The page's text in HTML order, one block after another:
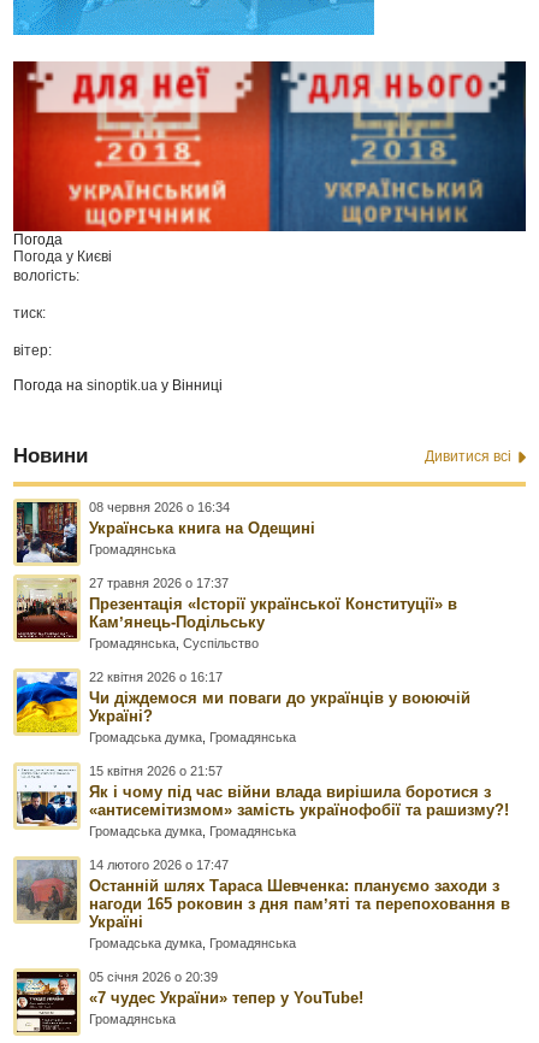
Погода
Погода у Києві
вологість:
тиск:
вітер:
Погода наsinoptik.ua у Вінниці
Новини Дивитися всі
08 червня 2026 о 16:34
Українська книга на Одещині
Громадянська
27 травня 2026 о 17:37
Презентація «Історії української Конституції» в
Камʼянець-Подільську
Громадянська ,Суспільство
22 квітня 2026 о 16:17
Чи діждемося ми поваги до українців у воюючій
Україні?
Громадська думка Громадянська
15 квітня 2026 о 21:57
Як і чому під час війни влада вирішила боротися з
«антисемітизмом» замість українофобії та рашизму?!
Громадська думка Громадянська
14 лютого 2026 о 17:47
Останній шлях Тараса Шевченка: плануємо заходи з
нагоди 165 роковин з дня памʼяті та перепоховання в
Україні
Громадська думка Громадянська
05 січня 2026 о 20:39
«7 чудес України» тепер у YouTube!
Громадянська